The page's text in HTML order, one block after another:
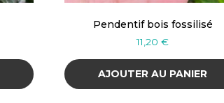
Pendentif bois fossilisé
11,20€
AJOUTER AU PANIER